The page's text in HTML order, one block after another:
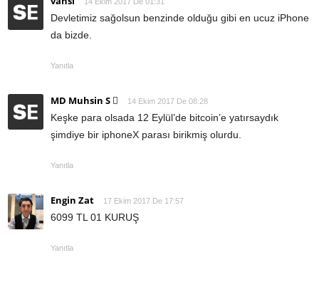
Devletimiz sağolsun benzinde olduğu gibi en ucuz iPhone
da bizde.
Yanıtla
MD Muhsin S  14 Ekim 2017 De 08:28
Keşke para olsada 12 Eylül’de bitcoin’e yatırsaydık
şimdiye bir iphoneX parası birikmiş olurdu.
Yanıtla
Engin Zat 17 Ekim 2017 De 17:57
6099 TL 01 KURUŞ
Yanıtla